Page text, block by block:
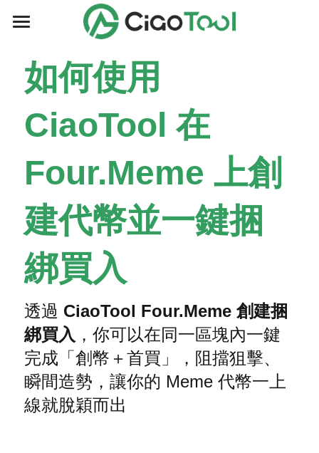
博客
所有博客分类
博客
工具集
BSC
Base
IoTeX
简体中文
简体中文
English
如何使用
CiaoTool 在
Four.Meme 上創
建代幣並一鍵捆
綁買入
透過 CiaoTool Four.Meme 創建捆
綁買入 ，你可以在同一區塊內一鍵
完成「創幣＋首買」，阻擋狙擊、
瞬間造勢，讓你的 Meme 代幣一上
線就脫穎而出